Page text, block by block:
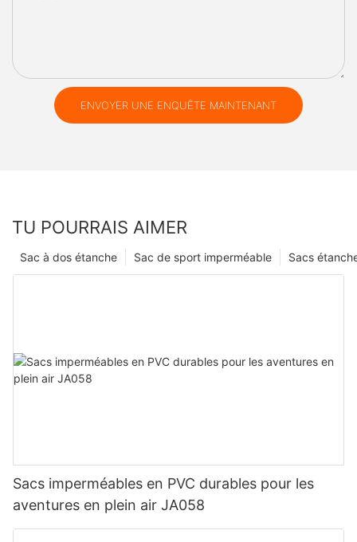
ENVOYER UNE ENQUÊTE MAINTENANT
TU POURRAIS AIMER
Sacs
Sac de sport imperméable
Sac à dos étanche
Sacs imperméables en PVC durables pour les
aventures en plein air JA058